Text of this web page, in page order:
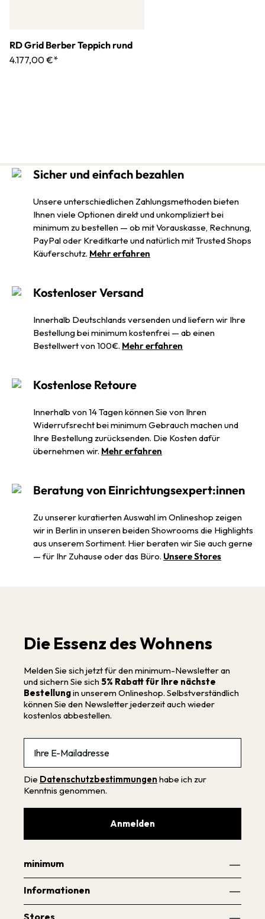
RD Grid Berber Teppich rund
4.177,00 €*
Sicher und einfach bezahlen
Unsere unterschiedlichen Zahlungsmethoden bieten
Ihnen viele Optionen direkt und unkompliziert bei
minimum zu bestellen — ob mit Vorauskasse, Rechnung,
PayPal oder Kreditkarte und natürlich mit Trusted Shops
Käuferschutz. Mehr erfahren
Kostenloser Versand
Innerhalb Deutschlands versenden und liefern wir Ihre
Bestellung bei minimum kostenfrei — ab einen
Bestellwert von 100€. Mehr erfahren
Kostenlose Retoure
Innerhalb von 14 Tagen können Sie von Ihren
Widerrufsrecht bei minimum Gebrauch machen und
Ihre Bestellung zurücksenden. Die Kosten dafür
übernehmen wir. Mehr erfahren
Beratung von Einrichtungsexpert:innen
Zu unserer kuratierten Auswahl im Onlineshop zeigen
wir in Berlin in unseren beiden Showrooms die Highlights
aus unserem Sortiment. Hier beraten wir Sie auch gerne
— für Ihr Zuhause oder das Büro. Unsere Stores
Die Essenz des Wohnens
Melden Sie sich jetzt für den minimum-Newsletter an
und sichern Sie sich 5% Rabatt für Ihre nächste
Bestellungin unserem Onlineshop. Selbstverständlich
können Sie den Newsletter jederzeit auch wieder
kostenlos abbestellen.
Die Datenschutzbestimmungen habe ich zur
Kenntnis genommen.
Anmelden
minimum
Informationen
Stores